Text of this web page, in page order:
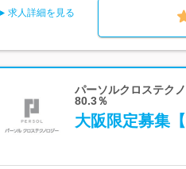
求人詳細を見る
パーソルクロステク
80.3％
大阪限定募集